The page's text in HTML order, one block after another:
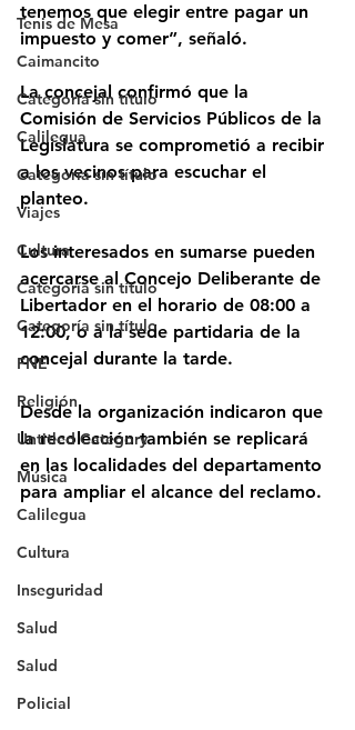
Tenis de Mesa
Caimancito
Categoría sin título
Calilegua
Categoría sin título
Viajes
Cultura
Categoría sin título
Categoría sin título
FNE
Religión
Untitled Category
Música
Calilegua
Cultura
Inseguridad
Salud
Salud
Policial
tenemos que elegir entre pagar un
impuesto y comer”, señaló.
La concejal confirmó que la
Comisión de Servicios Públicos de la
Legislatura se comprometió a recibir
a los vecinos para escuchar el
planteo.
Los interesados en sumarse pueden
acercarse al Concejo Deliberante de
Libertador en el horario de 08:00 a
12:00, o a la sede partidaria de la
concejal durante la tarde.
Desde la organización indicaron que
la recolección también se replicará
en las localidades del departamento
para ampliar el alcance del reclamo.